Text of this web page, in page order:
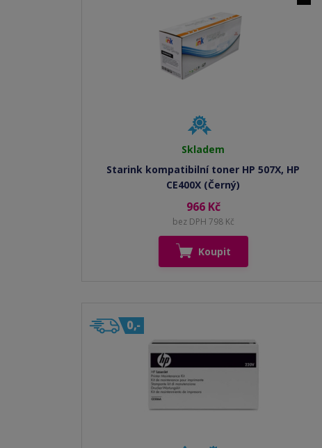
Skladem
Starink kompatibilní toner HP 507X, HP
CE400X (Černý)
966 Kč
bez DPH 798 Kč
Koupit